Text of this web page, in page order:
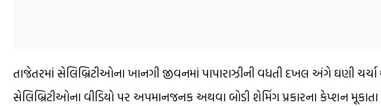
તાજેતરમાં સેલિબ્રિટીઓના ખાનગી જીવનમાં પાપારાઝીની વધતી દખલ અંગે ઘણી
સેલિબ્રિટીઓના વીડિયો પર અપમાનજનક અથવા બોડી શેમિંગ પ્રકારના કેપ્શન